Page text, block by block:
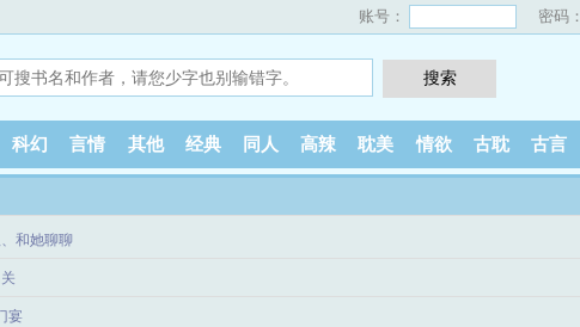
账号： 密码：
科幻 言情 其他 经典 同人 高辣 耽美 情欲 古耽 古言
和她聊聊
宴